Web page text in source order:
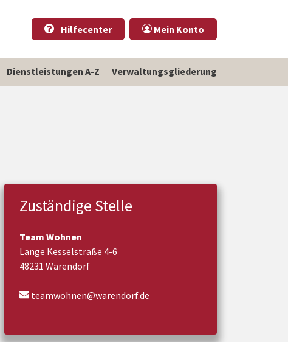
Hilfecenter
Mein Konto
Dienstleistungen A-Z Verwaltungsgliederung
Zuständige Stelle
Team Wohnen
Lange Kesselstraße 4-6
48231 Warendorf
teamwohnen@warendorf.de